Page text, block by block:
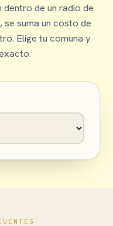
de un radio de
se suma un costo de
Elige tu comuna y